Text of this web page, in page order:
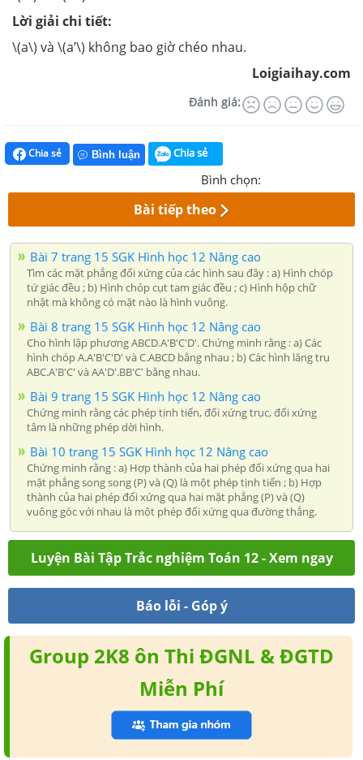
Lời giải chi tiết:
\(a\) và \(a’\) không bao giờ chéo nhau.
Loigiaihay.com
Đánh giá:
Chia sẻ Bình luận Chia sẻ
Bình chọn:
Bài tiếp theo
Bài 7 trang 15 SGK Hình học 12 Nâng cao
Tìm các mặt phẳng đối xứng của các hình sau đây : a) Hình chóp
tứ giác đều ; b) Hình chóp cụt tam giác đều ; c) Hình hộp chữ
nhật mà không có mặt nào là hình vuông.
Bài 8 trang 15 SGK Hình học 12 Nâng cao
Cho hình lập phương ABCD.A'B'C'D'. Chứng minh rằng : a) Các
hình chóp A.A'B'C'D' và C.ABCD bằng nhau ; b) Các hình lăng trụ
ABC.A'B'C' và AA'D'.BB'C' bằng nhau.
Bài 9 trang 15 SGK Hình học 12 Nâng cao
Chứng minh rằng các phép tịnh tiến, đối xứng trục, đối xứng
tâm là những phép dời hình.
Bài 10 trang 15 SGK Hình học 12 Nâng cao
Chứng minh rằng : a) Hợp thành của hai phép đối xứng qua hai
mặt phẳng song song (P) và (Q) là một phép tịnh tiến ; b) Hợp
thành của hai phép đối xứng qua hai mặt phẳng (P) và (Q)
vuông góc với nhau là một phép đối xứng qua đường thẳng.
Luyện Bài Tập Trắc nghiệm Toán 12 - Xem ngay
Báo lỗi - Góp ý
Group 2K8 ôn Thi ĐGNL & ĐGTD
Miễn Phí